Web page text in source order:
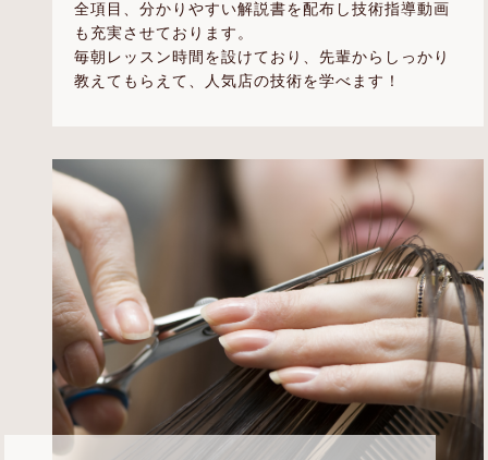
全項目、分かりやすい解説書を配布し技術指導動画
も充実させております。
毎朝レッスン時間を設けており、先輩からしっかり
教えてもらえて、人気店の技術を学べます！